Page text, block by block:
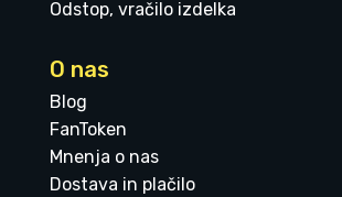
Odstop, vračilo izdelka
O nas
Blog
FanToken
Mnenja o nas
Dostava in plačilo